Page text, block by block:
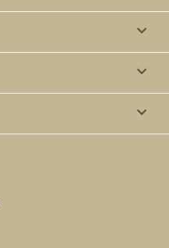


keyboard_arrow_down